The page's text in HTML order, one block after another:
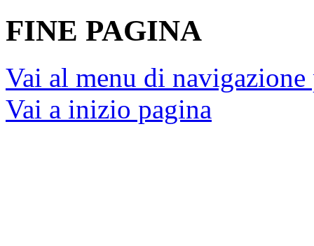
FINE PAGINA
Vai al menu di
Vai a inizio pagina